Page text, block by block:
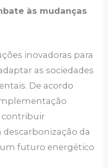
às mudanças
inovadoras para
as sociedades
De acordo
contribuir
da
futuro energético